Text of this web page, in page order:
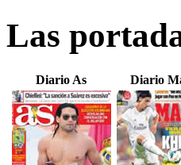
Las
Diario As Diario